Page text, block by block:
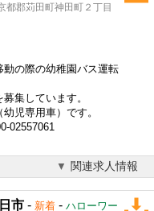
郡苅田町神田町２丁目
動の際の幼稚園バス運転
集しています。
児専用車）です。
02557061
関連求人情報
市 - 新着 - ハローワー